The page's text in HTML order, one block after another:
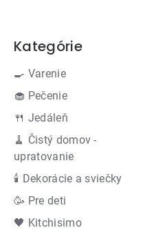
Kategórie
🍳 Varenie
🧁 Pečenie
🍴 Jedáleň
🧹 Čistý domov -
upratovanie
🕯 Dekorácie a sviečky
🥳 Pre deti
🖤 Kitchisimo